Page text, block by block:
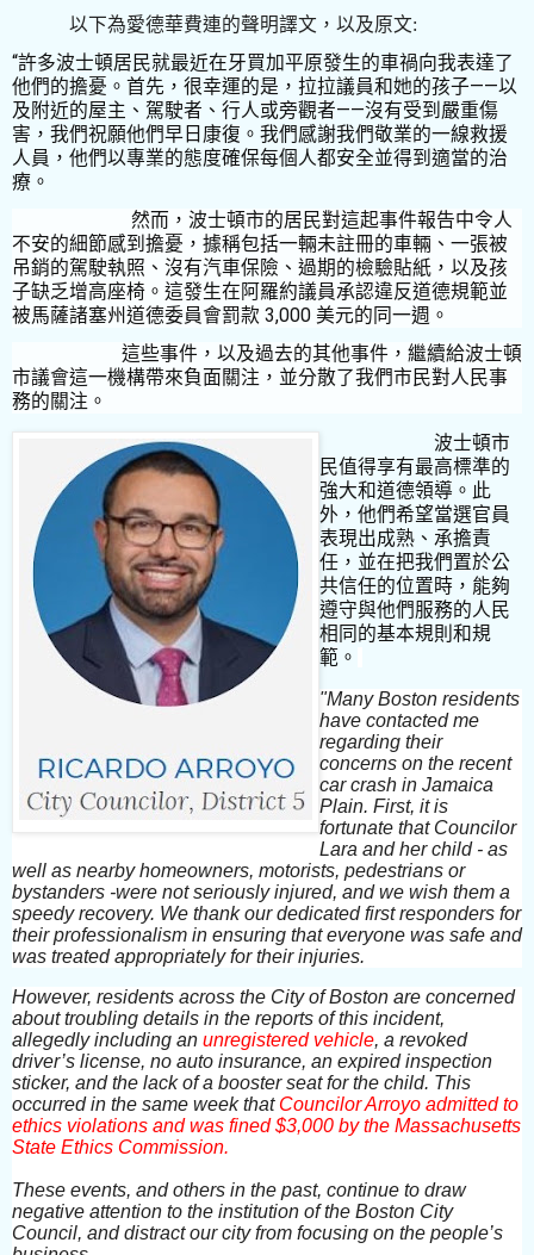
以下為愛德華費連的聲明譯文，以及原文:
“許多波士頓居民就最近在牙買加平原發生的車禍向我表達了
他們的擔憂。首先，很幸運的是，拉拉議員和她的孩子——以
及附近的屋主、駕駛者、行人或旁觀者——沒有受到嚴重傷
害，我們祝願他們早日康復。我們感謝我們敬業的一線救援
人員，他們以專業的態度確保每個人都安全並得到適當的治
療。
然而，波士頓市的居民對這起事件報告中令人
不安的細節感到擔憂，據稱包括一輛未註冊的車輛、一張被
吊銷的駕駛執照、沒有汽車保險、過期的檢驗貼紙，以及孩
子缺乏增高座椅。這發生在阿羅約議員承認違反道德規範並
被馬薩諸塞州道德委員會罰款 3,000 美元的同一週。
這些事件，以及過去的其他事件，繼續給波士頓
市議會這一機構帶來負面關注，並分散了我們市民對人民事
務的關注。
波士頓市
民值得享有最高標準的
強大和道德領導。此
外，他們希望當選官員
表現出成熟、承擔責
任，並在把我們置於公
共信任的位置時，能夠
遵守與他們服務的人民
相同的基本規則和規
範。
"Many Boston residents
have contacted me
regarding their
concerns on the recent
car crash in Jamaica
Plain. First, it is
fortunate that Councilor
Lara and her child - as
well as nearby homeowners, motorists, pedestrians or
bystanders -were not seriously injured, and we wish them a
speedy recovery. We thank our dedicated first responders for
their professionalism in ensuring that everyone was safe and
was treated appropriately for their injuries.
However, residents across the City of Boston are concerned
about troubling details in the reports of this incident,
allegedly including an unregistered vehicle, a revoked
driver’s license, no auto insurance, an expired inspection
sticker, and the lack of a booster seat for the child. This
occurred in the same week that Councilor Arroyo admitted to
ethics violations and was fined $3,000 by the Massachusetts
State Ethics Commission.
These events, and others in the past, continue to draw
negative attention to the institution of the Boston City
Council, and distract our city from focusing on the people’s